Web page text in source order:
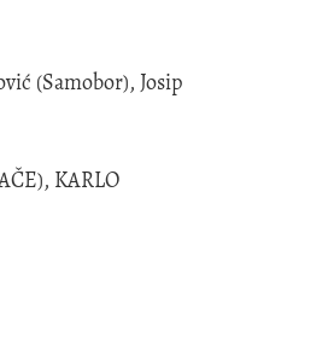
(Samobor), Josip
KARLO